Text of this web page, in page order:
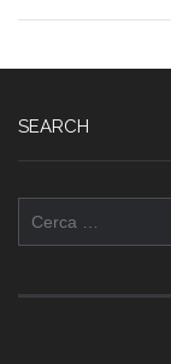
SEARCH
per: